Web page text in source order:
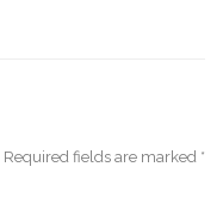
Required fields are marked *